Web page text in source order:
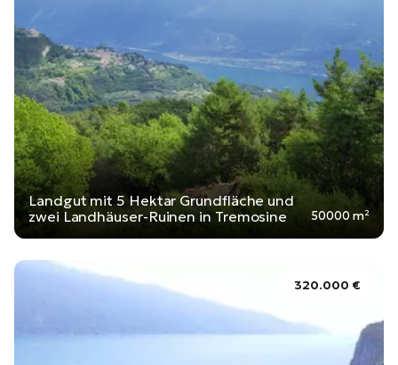
Landgut mit 5 Hektar Grundfläche und
zwei Landhäuser-Ruinen in Tremosine
50000 m²
320.000 €